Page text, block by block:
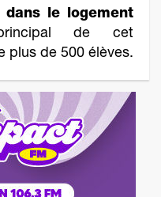
dans le logement
de cet
plus de 500 élèves.